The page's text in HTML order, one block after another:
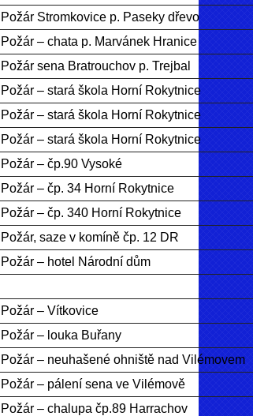
Požár Stromkovice p. Paseky dřevo
Požár – chata p. Marvánek Hranice
Požár sena Bratrouchov p. Trejbal
Požár – stará škola Horní Rokytnice
Požár – stará škola Horní Rokytnice
Požár – stará škola Horní Rokytnice
Požár – čp.90 Vysoké
Požár – čp. 34 Horní Rokytnice
Požár – čp. 340 Horní Rokytnice
Požár, saze v komíně čp. 12 DR
Požár – hotel Národní dům
Požár – Vítkovice
Požár – louka Buřany
Požár – neuhašené ohniště nad Vilémovem
Požár – pálení sena ve Vilémově
Požár – chalupa čp.89 Harrachov